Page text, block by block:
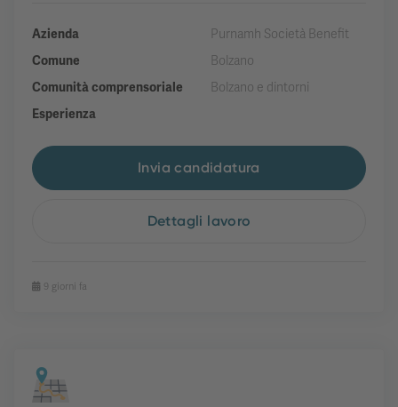
Azienda
Purnamh Società Benefit
Comune
Bolzano
Comunità comprensoriale
Bolzano e dintorni
Esperienza
Invia candidatura
Dettagli lavoro
9 giorni fa